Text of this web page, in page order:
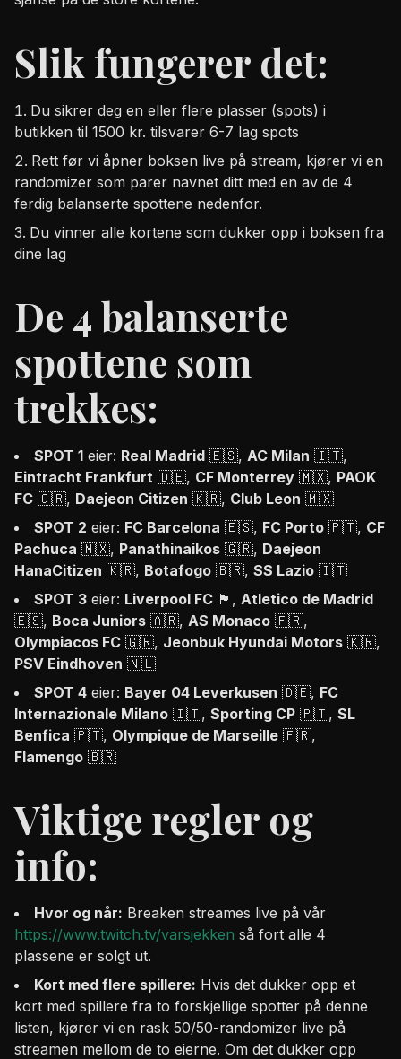
Slik fungerer det:
Du sikrer deg en eller flere plasser (spots) i
butikken til 1500 kr. tilsvarer 6-7 lag spots
Rett før vi åpner boksen live på stream, kjører vi en
randomizer som parer navnet ditt med en av de 4
ferdig balanserte spottene nedenfor.
Du vinner alle kortene som dukker opp i boksen fra
dine lag
De 4 balanserte
spottene som
trekkes:
SPOT 1 eier: Real Madrid 🇪🇸, AC Milan 🇮🇹,
Eintracht Frankfurt 🇩🇪, CF Monterrey 🇲🇽, PAOK
FC 🇬🇷, Daejeon Citizen 🇰🇷, Club Leon 🇲🇽
SPOT 2 eier: FC Barcelona 🇪🇸, FC Porto 🇵🇹, CF
Pachuca 🇲🇽, Panathinaikos 🇬🇷, Daejeon
HanaCitizen 🇰🇷, Botafogo 🇧🇷, SS Lazio 🇮🇹
SPOT 3 eier: Liverpool FC 🏴󠁧󠁢󠁥󠁮󠁧󠁿, Atletico de Madrid
🇪🇸, Boca Juniors 🇦🇷, AS Monaco 🇫🇷,
Olympiacos FC 🇬🇷, Jeonbuk Hyundai Motors 🇰🇷,
PSV Eindhoven 🇳🇱
SPOT 4 eier: Bayer 04 Leverkusen 🇩🇪, FC
Internazionale Milano 🇮🇹, Sporting CP 🇵🇹, SL
Benfica 🇵🇹, Olympique de Marseille 🇫🇷,
Flamengo 🇧🇷
Viktige regler og
info:
Hvor og når: Breaken streames live på vår
https://www.twitch.tv/varsjekken så fort alle 4
plassene er solgt ut.
Kort med flere spillere: Hvis det dukker opp et
kort med spillere fra to forskjellige spotter på denne
listen, kjører vi en rask 50/50-randomizer live på
streamen mellom de to eierne. Om det dukker opp